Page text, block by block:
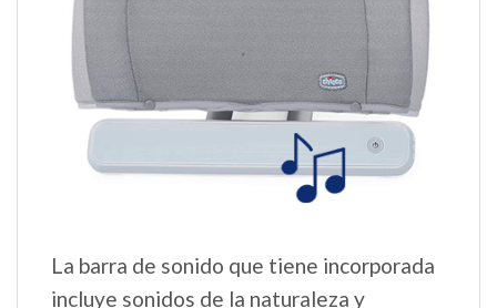
La barra de sonido que tiene incorporada
incluye sonidos de la naturaleza y